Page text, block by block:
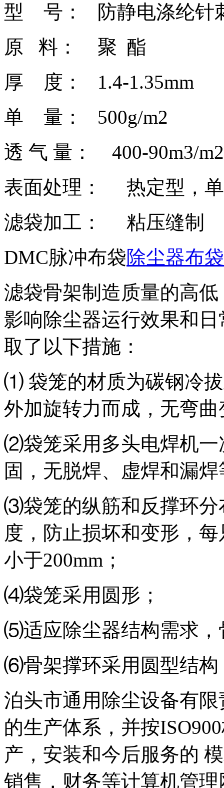
型 号： 防静电涤纶针
原 料： 聚 酯
厚 度： 1.4-1.35mm
单 量： 500g/m2
透 气 量： 400-90m3/
表面处理： 热定型，单
滤袋加工： 粘压缝制
DMC脉冲布袋除尘器布袋
滤袋骨架制造质量的高
影响除尘器运行效果和
取了以下措施：
⑴ 袋笼的材质为碳钢冷
外加旋转力而成，无弯曲
⑵袋笼采用多头电焊机一
固，无脱焊、虚焊和漏
⑶袋笼的纵筋和反撑环分
度，防止损坏和变形，
小于200mm；
⑷袋笼采用圆形；
⑸适应除尘器结构需求，
⑹骨架撑环采用圆型结构
泊头市通用除尘设备有
的生产体系，并按
产，安装和今后服务的
销售，财务等计算机管